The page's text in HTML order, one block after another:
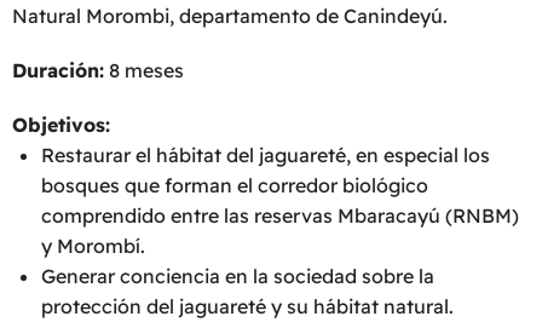
Natural Morombi, departamento de Canindeyú.
Duración: 8 meses
Objetivos:
Restaurar el hábitat del jaguareté, en especial los
bosques que forman el corredor biológico
comprendido entre las reservas Mbaracayú (RNBM)
y Morombí.
Generar conciencia en la sociedad sobre la
protección del jaguareté y su hábitat natural.